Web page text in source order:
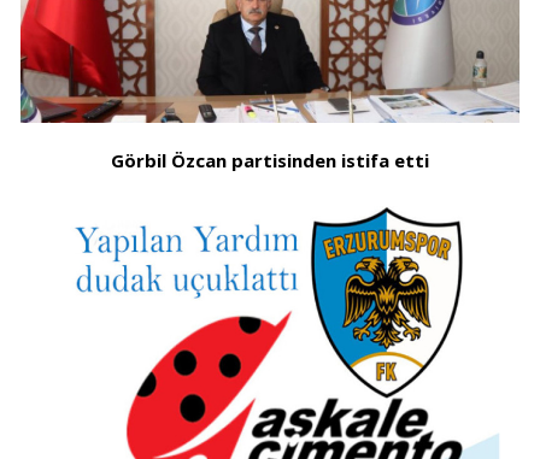
Görbil Özcan partisinden istifa etti